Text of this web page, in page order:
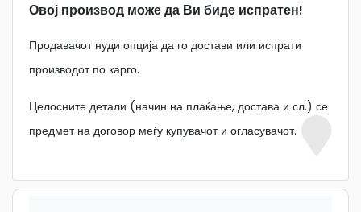
Овој производ може да Ви биде испратен!
Продавачот нуди опција да го достави или испрати
производот по карго.
Целосните детали (начин на плаќање, достава и сл.) се
предмет на договор меѓу купувачот и огласувачот.